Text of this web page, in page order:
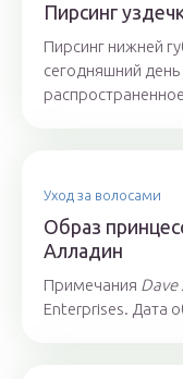
Пирсинг
Пирсинг нижней
сегодняшний
Уход за волосами
Образ
Алладин
Примечания Dave
Enterprises. Дата